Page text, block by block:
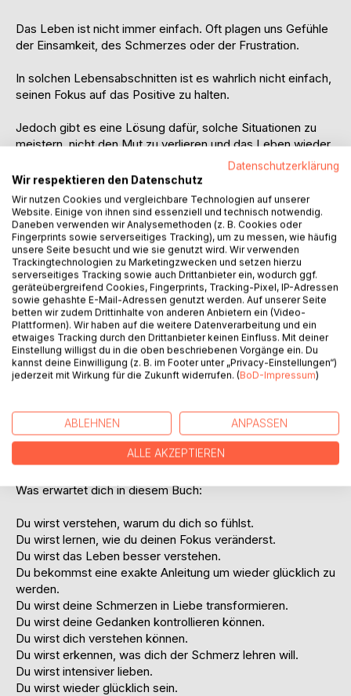
Das Leben ist nicht immer einfach. Oft plagen uns Gefühle
der Einsamkeit, des Schmerzes oder der Frustration.
In solchen Lebensabschnitten ist es wahrlich nicht einfach,
seinen Fokus auf das Positive zu halten.
Jedoch gibt es eine Lösung dafür, solche Situationen zu
meistern, nicht den Mut zu verlieren und das Leben wieder
Du kannst nicht glücklich sein, wenn dich deine Gedanken
fesseln!
Du kannst nicht glücklich sein, wenn ein tiefer Schmerz in
dir lebt.
Du kannst nicht glücklich sein, wenn deine Seele weint!
Doch kannst du es schaffen, wenn du das Richtige tust!
Es ist so wichtig zu verstehen, was in dir geschieht, wenn
du traurig bist um durch dieses Verstehen, eine Änderung
herbeizuführen.
Du verdienst es glücklich zu sein.
Was erwartet dich in diesem Buch:
Du wirst verstehen, warum du dich so fühlst.
Du wirst lernen, wie du deinen Fokus veränderst.
Du wirst das Leben besser verstehen.
Du bekommst eine exakte Anleitung um wieder glücklich zu
werden.
Du wirst deine Schmerzen in Liebe transformieren.
Du wirst deine Gedanken kontrollieren können.
Du wirst dich verstehen können.
Du wirst erkennen, was dich der Schmerz lehren will.
Du wirst intensiver lieben.
Du wirst wieder glücklich sein.
Datenschutzerklärung
Wir respektieren den Datenschutz
Wir nutzen Cookies und vergleichbare Technologien auf unserer
Website. Einige von ihnen sind essenziell und technisch notwendig.
Daneben verwenden wir Analysemethoden (z. B. Cookies oder
Fingerprints sowie serverseitiges Tracking), um zu messen, wie häufig
unsere Seite besucht und wie sie genutzt wird. Wir verwenden
Trackingtechnologien zu Marketingzwecken und setzen hierzu
serverseitiges Tracking sowie auch Drittanbieter ein, wodurch ggf.
geräteübergreifend Cookies, Fingerprints, Tracking-Pixel, IP-Adressen
sowie gehashte E-Mail-Adressen genutzt werden. Auf unserer Seite
betten wir zudem Drittinhalte von anderen Anbietern ein (Video-
Plattformen). Wir haben auf die weitere Datenverarbeitung und ein
etwaiges Tracking durch den Drittanbieter keinen Einfluss. Mit deiner
Einstellung willigst du in die oben beschriebenen Vorgänge ein. Du
kannst deine Einwilligung (z. B. im Footer unter „Privacy-Einstellungen“)
jederzeit mit Wirkung für die Zukunft widerrufen. (BoD-Impressum)
ABLEHNEN ANPASSEN
ALLE AKZEPTIEREN